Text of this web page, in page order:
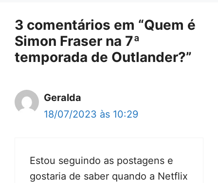
3 comentários em “Quem é
Simon Fraser na 7ª
temporada de Outlander?”
Geralda
18/07/2023 às 10:29
Estou seguindo as postagens e
gostaria de saber quando a Netflix